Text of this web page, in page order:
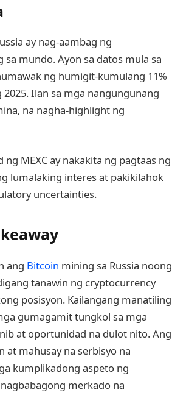
ay nag-aambag ng
mundo. Ayon sa datos mula sa
ng humigit-kumulang 11%
Ilan sa mga nangungunang
na nagha-highlight ng
MEXC ay nakakita ng pagtaas ng
lumalaking interes at pakikilahok
uncertainties.
ang Bitcoin mining sa Russia noong
tanawin ng cryptocurrency
posisyon. Kailangang manatiling
gumagamit tungkol sa mga
at oportunidad na dulot nito. Ang
at mahusay na serbisyo na
kumplikadong aspeto ng
merkado na